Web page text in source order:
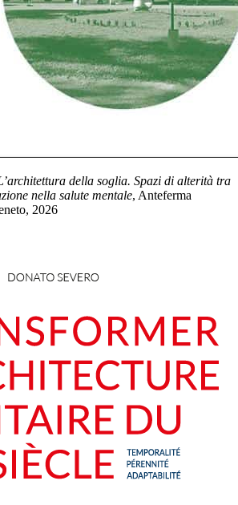
della soglia. Spazi di alterità tra
nella salute mentale, Anteferma
2026